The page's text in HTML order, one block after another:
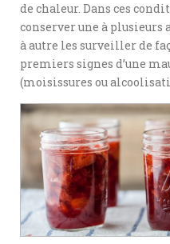
de chaleur. Dans ces
conserver une à plusieurs
à autre les surveiller de
premiers signes d’une
(moisissures ou